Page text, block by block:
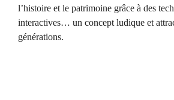
l’histoire et le patrimoine grâce à des
interactives… un concept ludique et
générations.